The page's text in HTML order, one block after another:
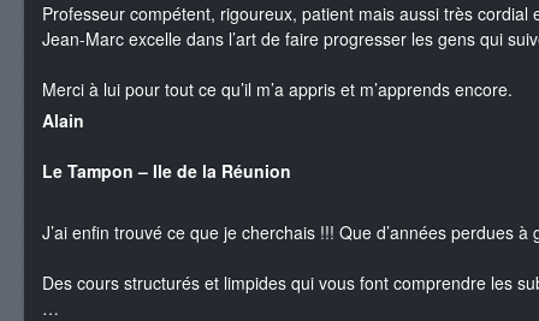
Professeur compétent, rigoureux, patient mais aussi très cordial
Jean-Marc excelle dans l’art de faire progresser les gens qui
Merci à lui pour tout ce qu’il m’a appris et m’apprends encore.
Alain
Le Tampon – Ile de la Réunion
J’ai enfin trouvé ce que je cherchais !!! Que d’années perdues
Des cours structurés et limpides qui vous font comprendre les
…